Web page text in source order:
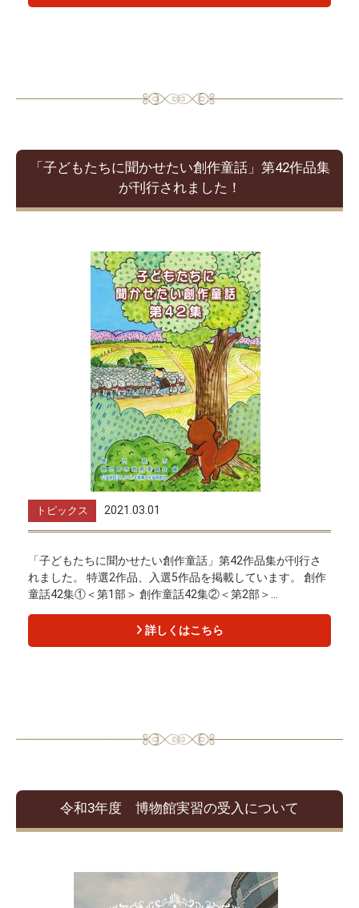
「子どもたちに聞かせたい創作童話」第42作品集
が刊行されました！
トピックス 2021.03.01
「子どもたちに聞かせたい創作童話」第42作品集が刊行さ
れました。 特選2作品、入選5作品を掲載しています。 創作
童話42集①＜第1部＞ 創作童話42集②＜第2部＞...
詳しくはこちら
令和3年度 博物館実習の受入について